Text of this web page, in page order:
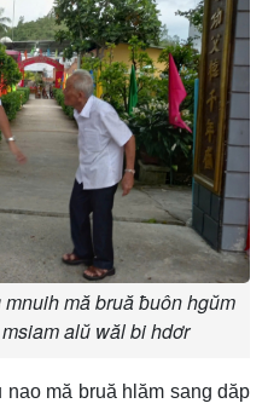
mă bruă ƀuôn hgŭm
alŭ wăl bi hdơr
mă bruă hlăm sang dăp